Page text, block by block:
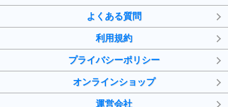
よくある質問
利用規約
プライバシーポリシー
オンラインショップ
運営会社